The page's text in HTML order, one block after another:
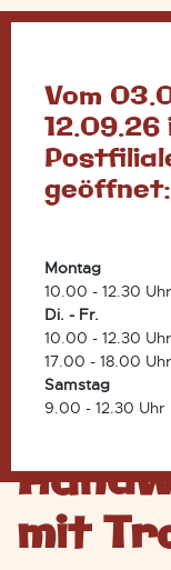
Vom
geöffnet:
Montag
10.00 - 12.30 Uhr
Di. - Fr.
10.00 - 12.30 Uhr
17.00 - 18.00 Uhr
Samstag
9.00 - 12.30 Uhr
Wählen Sie
Die
mit